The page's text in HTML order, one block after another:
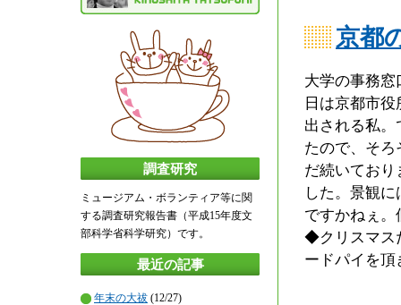
調査研究
ミュージアム・ボランティア等に関
する調査研究報告書（平成15年度文
部科学省科学研究）です。
最近の記事
年末の大祓 (12/27)
京都
大学の事務
日は京都市
出される私
たので、そ
だ続いてお
した。景観
ですかねぇ
◆クリスマス
ードパイを